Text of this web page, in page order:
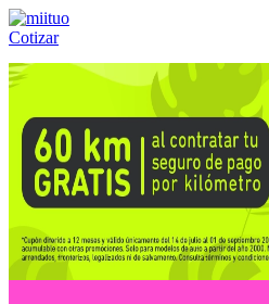
Cotizar
Llámanos al:(55) 84-21-05-00 ó